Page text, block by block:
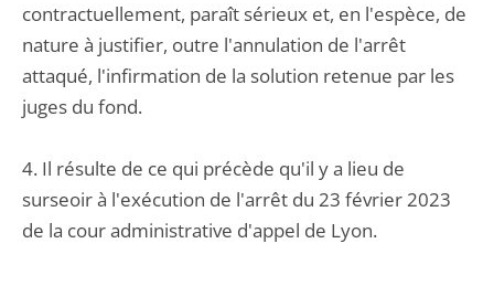
contractuellement, paraît sérieux et, en l'espèce, de
nature à justifier, outre l'annulation de l'arrêt
attaqué, l'infirmation de la solution retenue par les
juges du fond.
4. Il résulte de ce qui précède qu'il y a lieu de
surseoir à l'exécution de l'arrêt du 23 février 2023
de la cour administrative d'appel de Lyon.